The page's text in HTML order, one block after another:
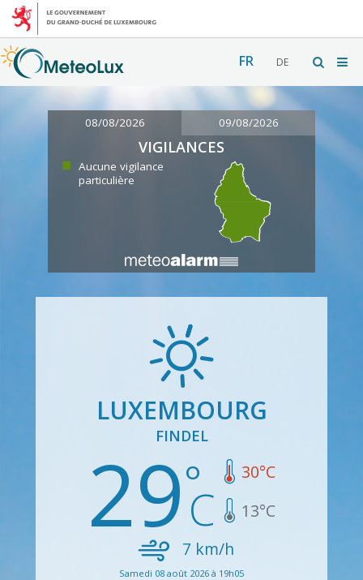
FR DE
08/08/2026 09/08/2026
VIGILANCES
Aucune vigilance
particulière
LUXEMBOURG
FINDEL
29 30°C
13°C
7 km/h
Samedi 08 août 2026 à 19h05